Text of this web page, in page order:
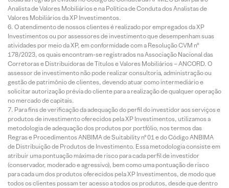
Analista de Valores Mobiliários e na Política de Conduta dos Analistas de
Valores Mobiliários da XP Investimentos.
O atendimento de nossos clientes é realizado por empregados da XP
Investimentos ou por assessores de investimento que desempenham suas
atividades por meio da XP, em conformidade com a Resolução CVM nº
178/2023, os quais encontram-se registrados na Associação Nacional das
Corretoras e Distribuidoras de Títulos e Valores Mobiliários – ANCORD. O
assessor de investimento não pode realizar consultoria, administração ou
gestão de patrimônio de clientes, devendo atuar como intermediário e
solicitar autorização prévia do cliente para a realização de qualquer operação
no mercado de capitais.
Para fins de verificação da adequação do perfil do investidor aos serviços e
produtos de investimento oferecidos pela XP Investimentos, utilizamos a
metodologia de adequação dos produtos por portfólio, nos termos das
Regras e Procedimentos ANBIMA de Suitability nº 01 e do Código ANBIMA
de Distribuição de Produtos de Investimento. Essa metodologia consiste em
atribuir uma pontuação máxima de risco para cada perfil de investidor
(conservador, moderado e agressivo), bem como uma pontuação de risco
para cada um dos produtos oferecidos pela XP Investimentos, de modo que
todos os clientes possam ter acesso a todos os produtos, desde que dentro